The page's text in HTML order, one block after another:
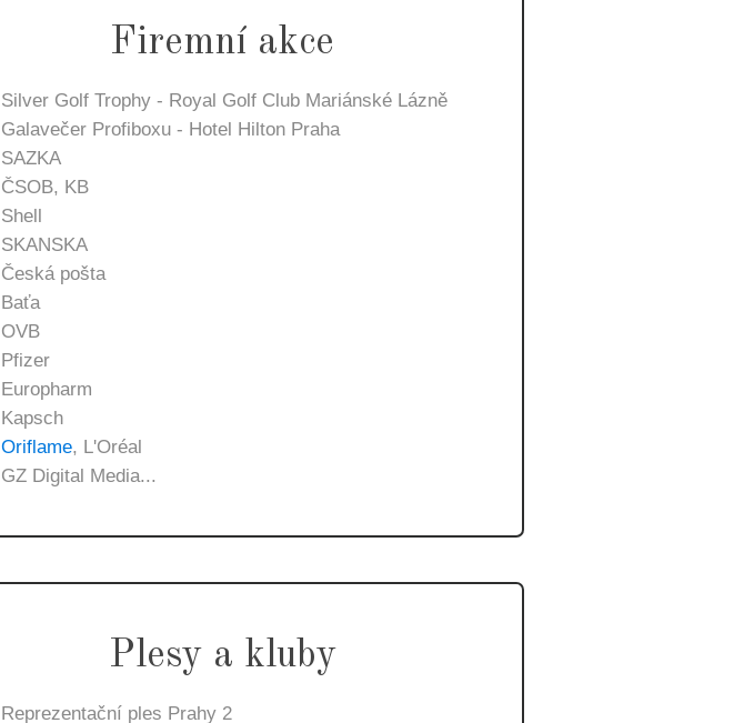
Firemní akce
Silver Golf Trophy - Royal Golf Club Mariánské Lázně
Galavečer Profiboxu - Hotel Hilton Praha
SAZKA
ČSOB, KB
Shell
SKANSKA
Česká pošta
Baťa
OVB
Pfizer
Europharm
Kapsch
Oriflame, L'Oréal
GZ Digital Media...
Plesy a kluby
Reprezentační ples Prahy 2